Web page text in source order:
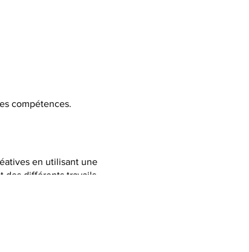
compétences.
en utilisant une
des différents travails